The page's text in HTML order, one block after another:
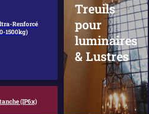
Treuils
pour
luminaires
& Lustres
Renforcé
1500kg)
(IP6x)